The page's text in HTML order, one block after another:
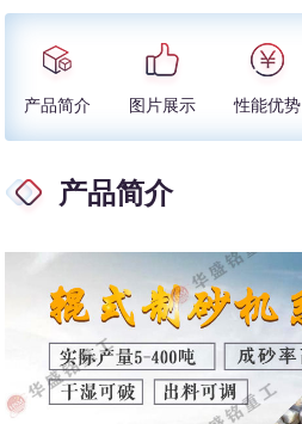
产品简介 图片展示 性能优势
产品简介